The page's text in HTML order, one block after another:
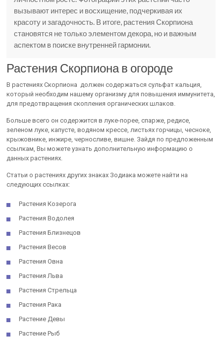
вызывают интерес и восхищение, подчеркивая их
красоту и загадочность. В итоге, растения Скорпиона
становятся не только элементом декора, но и важным
аспектом в поиске внутренней гармонии.
Растения Скорпиона в огороде
В растениях Скорпиона должен содержаться сульфат кальция,
который необходим нашему организму для повышения иммунитета,
для предотвращения скопления органических шлаков.
Больше всего он содержится в луке-порее, спарже, редисе,
зеленом луке, капусте, водяном крессе, листьях горчицы, чесноке,
крыжовнике, инжире, черносливе, вишне. Зайдя по предложенным
ссылкам, Вы можете узнать дополнительную информацию о
данных растениях.
Статьи о растениях других знаках Зодиака можете найти на
следующих ссылках:
Растения Козерога
Растения Водолея
Растения Близнецов
Растения Весов
Растения Овна
Растения Льва
Растения Стрельца
Растения Рака
Растение Девы
Растение Рыб